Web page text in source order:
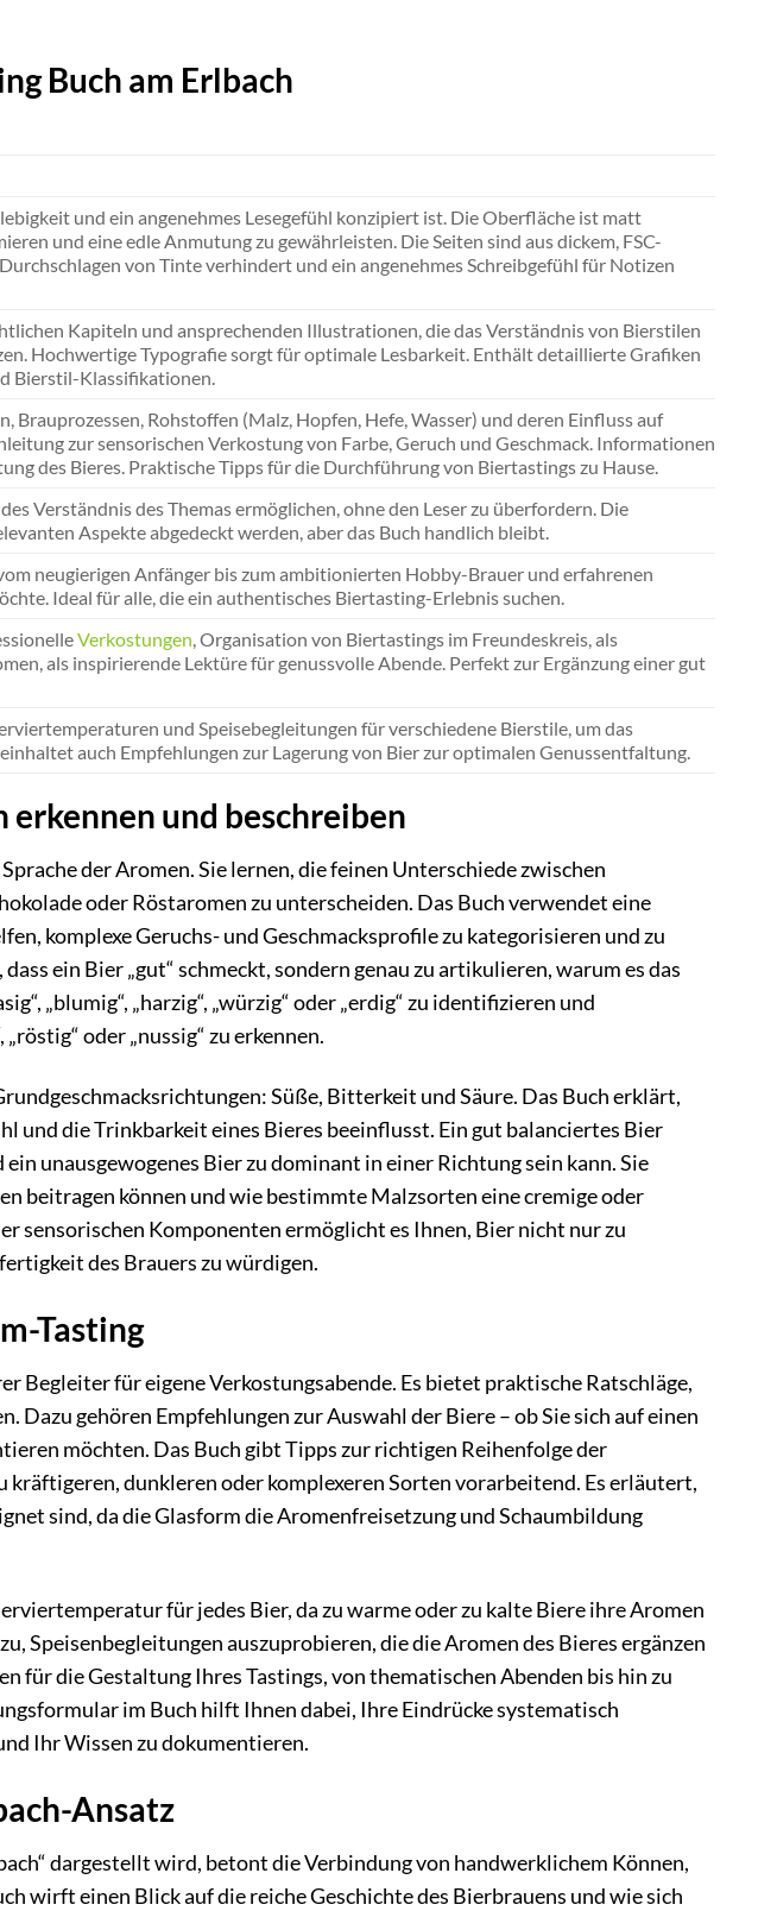
Buch am Erlbach
und ein angenehmes Lesegefühl konzipiert ist. Die Oberfläche ist matt
und eine edle Anmutung zu gewährleisten. Die Seiten sind aus dickem, FSC-
von Tinte verhindert und ein angenehmes Schreibgefühl für Notizen
Kapiteln und ansprechenden Illustrationen, die das Verständnis von Bierstilen
Hochwertige Typografie sorgt für optimale Lesbarkeit. Enthält detaillierte Grafiken
Bierstil-Klassifikationen.
Brauprozessen, Rohstoffen (Malz, Hopfen, Hefe, Wasser) und deren Einfluss auf
zur sensorischen Verkostung von Farbe, Geruch und Geschmack. Informationen
des Bieres. Praktische Tipps für die Durchführung von Biertastings zu Hause.
Verständnis des Themas ermöglichen, ohne den Leser zu überfordern. Die
Aspekte abgedeckt werden, aber das Buch handlich bleibt.
neugierigen Anfänger bis zum ambitionierten Hobby-Brauer und erfahrenen
Ideal für alle, die ein authentisches Biertasting-Erlebnis suchen.
Verkostungen , Organisation von Biertastings im Freundeskreis, als
als inspirierende Lektüre für genussvolle Abende. Perfekt zur Ergänzung einer gut
und Speisebegleitungen für verschiedene Bierstile, um das
auch Empfehlungen zur Lagerung von Bier zur optimalen Genussentfaltung.
erkennen und beschreiben
der Aromen. Sie lernen, die feinen Unterschiede zwischen
oder Röstaromen zu unterscheiden. Das Buch verwendet eine
komplexe Geruchs- und Geschmacksprofile zu kategorisieren und zu
ein Bier „gut“ schmeckt, sondern genau zu artikulieren, warum es das
„blumig“, „harzig“, „würzig“ oder „erdig“ zu identifizieren und
oder „nussig“ zu erkennen.
Süße, Bitterkeit und Säure. Das Buch erklärt,
und die Trinkbarkeit eines Bieres beeinflusst. Ein gut balanciertes Bier
unausgewogenes Bier zu dominant in einer Richtung sein kann. Sie
beitragen können und wie bestimmte Malzsorten eine cremige oder
sensorischen Komponenten ermöglicht es Ihnen, Bier nicht nur zu
des Brauers zu würdigen.
Tasting
Begleiter für eigene Verkostungsabende. Es bietet praktische Ratschläge,
Dazu gehören Empfehlungen zur Auswahl der Biere – ob Sie sich auf einen
möchten. Das Buch gibt Tipps zur richtigen Reihenfolge der
dunkleren oder komplexeren Sorten vorarbeitend. Es erläutert,
sind, da die Glasform die Aromenfreisetzung und Schaumbildung
für jedes Bier, da zu warme oder zu kalte Biere ihre Aromen
Speisenbegleitungen auszuprobieren, die die Aromen des Bieres ergänzen
für die Gestaltung Ihres Tastings, von thematischen Abenden bis hin zu
im Buch hilft Ihnen dabei, Ihre Eindrücke systematisch
Ihr Wissen zu dokumentieren.
Ansatz
dargestellt wird, betont die Verbindung von handwerklichem Können,
wirft einen Blick auf die reiche Geschichte des Bierbrauens und wie sich